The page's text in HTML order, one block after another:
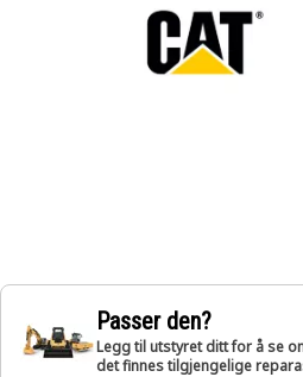
Passer den?
Legg til utstyret ditt for å se
det finnes tilgjengelige